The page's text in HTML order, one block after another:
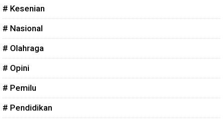
# Kesenian
# Nasional
# Olahraga
# Opini
# Pemilu
# Pendidikan